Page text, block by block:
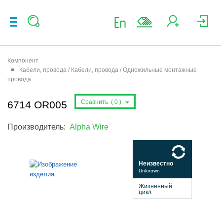
Компонент
Кабели, провода / Кабели, провода / Одножильные монтажные
провода
6714 OR005 Сравнить ( 0 )
Производитель: Alpha Wire